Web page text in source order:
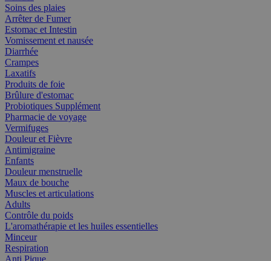
Soins des plaies
Arrêter de Fumer
Estomac et Intestin
Vomissement et nausée
Diarrhée
Crampes
Laxatifs
Produits de foie
Brûlure d'estomac
Probiotiques Supplément
Pharmacie de voyage
Vermifuges
Douleur et Fièvre
Antimigraine
Enfants
Douleur menstruelle
Maux de bouche
Muscles et articulations
Adults
Contrôle du poids
L'aromathérapie et les huiles essentielles
Minceur
Respiration